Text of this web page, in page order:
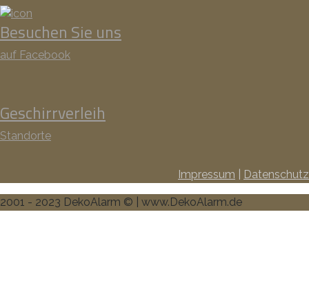
Besuchen Sie uns
auf Facebook
Geschirrverleih
Standorte
Impressum Datenschutz
2001 - 2023 DekoAlarm © | www.DekoAlarm.de